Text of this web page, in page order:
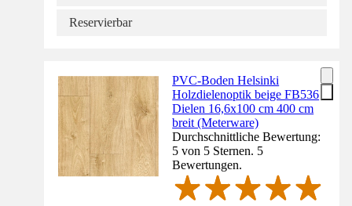
Reservierbar
PVC-Boden Helsinki
Holzdielenoptik beige FB536
Dielen 16,6x100 cm 400 cm
breit (Meterware)
Durchschnittliche Bewertung:
5 von 5 Sternen. 5
Bewertungen.